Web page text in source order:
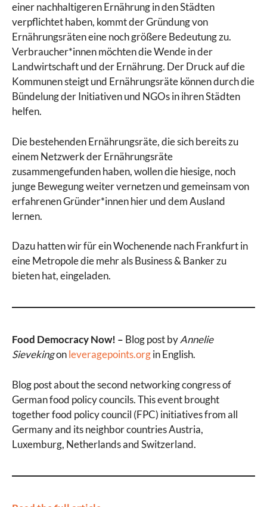
einer nachhaltigeren Ernährung in den Städten
verpflichtet haben, kommt der Gründung von
Ernährungsräten eine noch größere Bedeutung zu.
Verbraucher*innen möchten die Wende in der
Landwirtschaft und der Ernährung. Der Druck auf die
Kommunen steigt und Ernährungsräte können durch die
Bündelung der Initiativen und NGOs in ihren Städten
helfen.
Die bestehenden Ernährungsräte, die sich bereits zu
einem Netzwerk der Ernährungsräte
zusammengefunden haben, wollen die hiesige, noch
junge Bewegung weiter vernetzen und gemeinsam von
erfahrenen Gründer*innen hier und dem Ausland
lernen.
Dazu hatten wir für ein Wochenende nach Frankfurt in
eine Metropole die mehr als Business & Banker zu
bieten hat, eingeladen.
Food Democracy Now! – Blog post byAnnelie
Sievekingonleveragepoints.orgin English.
Blog post about the second networking congress of
German food policy councils. This event brought
together food policy council (FPC) initiatives from all
Germany and its neighbor countries Austria,
Luxemburg, Netherlands and Switzerland.